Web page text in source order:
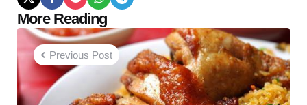
More Reading
Post
navigation
Previous Post